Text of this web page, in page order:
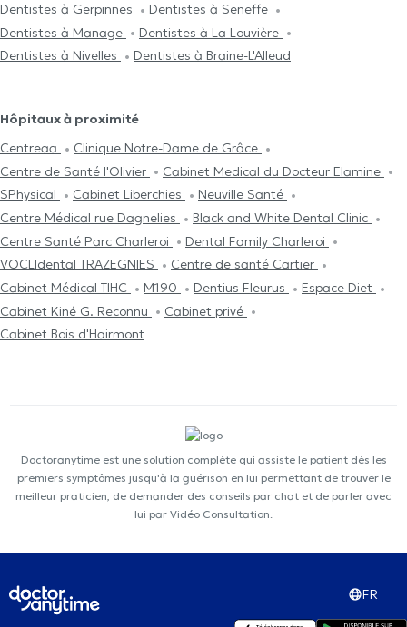
Dentistes à Gerpinnes
Dentistes à Seneffe
Dentistes à Manage
Dentistes à La Louvière
Dentistes à Nivelles
Dentistes à Braine-L'Alleud
Hôpitaux à proximité
Centreaa
Clinique Notre-Dame de Grâce
Centre de Santé l'Olivier
Cabinet Medical du Docteur Elamine
SPhysical
Cabinet Liberchies
Neuville Santé
Centre Médical rue Dagnelies
Black and White Dental Clinic
Centre Santé Parc Charleroi
Dental Family Charleroi
VOCLIdental TRAZEGNIES
Centre de santé Cartier
Cabinet Médical TIHC
M190 Dentius Fleurus
Espace Diet
Cabinet Kiné G. Reconnu
Cabinet privé
Cabinet Bois d'Hairmont
Doctoranytime est une solution complète qui assiste le patient dès les
premiers symptômes jusqu'à la guérison en lui permettant de trouver le
meilleur praticien, de demander des conseils par chat et de parler avec
lui par Vidéo Consultation.
FR